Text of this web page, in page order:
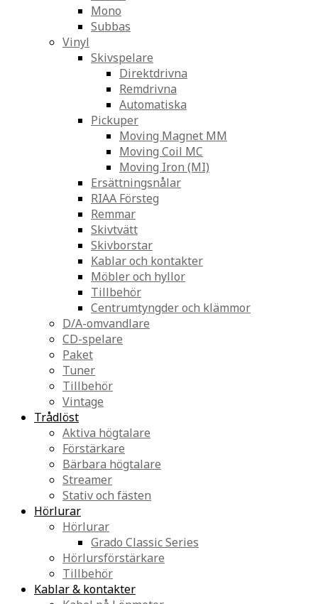
Mono
Subbas
Vinyl
Skivspelare
Direktdrivna
Remdrivna
Automatiska
Pickuper
Moving Magnet MM
Moving Coil MC
Moving Iron (MI)
Ersättningsnålar
RIAA Försteg
Remmar
Skivtvätt
Skivborstar
Kablar och kontakter
Möbler och hyllor
Tillbehör
Centrumtyngder och klämmor
D/A-omvandlare
CD-spelare
Paket
Tuner
Tillbehör
Vintage
Trådlöst
Aktiva högtalare
Förstärkare
Bärbara högtalare
Streamer
Stativ och fästen
Hörlurar
Hörlurar
Grado Classic Series
Hörlursförstärkare
Tillbehör
Kablar & kontakter